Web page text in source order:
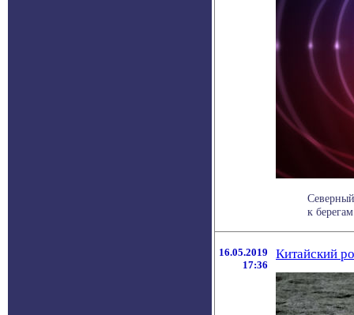
к
16.05.2019
17:36
Китайский